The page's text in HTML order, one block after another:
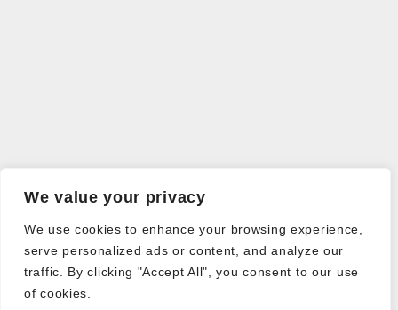
We value your privacy
We use cookies to enhance your browsing experience,
serve personalized ads or content, and analyze our
traffic. By clicking "Accept All", you consent to our use
of cookies.